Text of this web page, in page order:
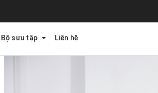
Bộ sưu tập Liên hệ